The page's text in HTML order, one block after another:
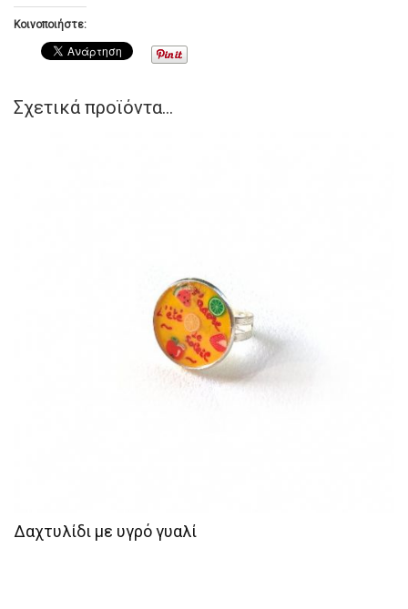
Κοινοποιήστε:
Σχετικά προϊόντα...
Δαχτυλίδι με υγρό γυαλί